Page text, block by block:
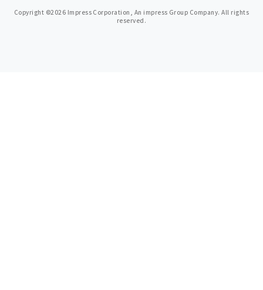
Copyright ©2026 Impress Corporation, An impress Group Company. All rights
reserved.